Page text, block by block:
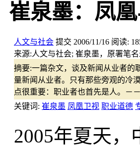
崔泉墨：凤
人文与社会 提交 2006/11/16 阅读:
来源:人文与社会; 崔泉墨，原署笔
摘要:一篇杂文，谈及新闻从业者的
量新闻从业者。只有那些旁观的冷
点很重要：职业者也首先是人。－
关键词: 崔泉墨 凤凰卫视 职业道德
2005年夏天